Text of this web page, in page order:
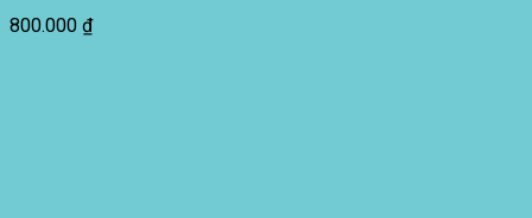
800.000 ₫